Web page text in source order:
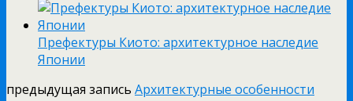
Префектуры Киото: архитектурное наследие
Японии
предыдущая запись Архитектурные особенности